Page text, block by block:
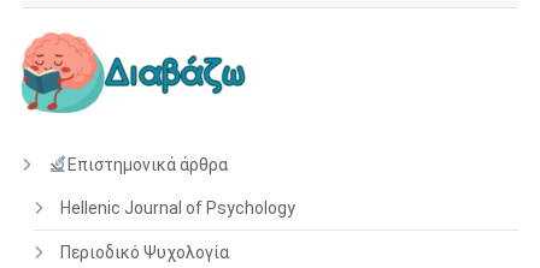
Επιστημονικά άρθρα
Hellenic Journal of Psychology
Περιοδικό Ψυχολογία